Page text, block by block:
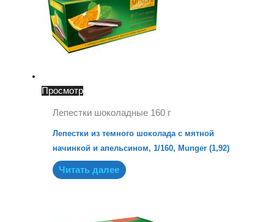
Просмотр
Лепестки шоколадные 160 г
Лепестки из темного шоколада с мятной
начинкой и апельсином, 1/160, Munger (1,92)
Читать далее